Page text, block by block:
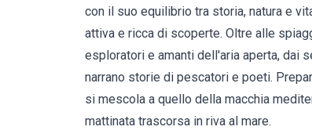
con il suo equilibrio tra storia, natura e
attiva e ricca di scoperte. Oltre alle
esploratori e amanti dell'aria aperta, dai
narrano storie di pescatori e poeti.
si mescola a quello della macchia
mattinata trascorsa in riva al mare.